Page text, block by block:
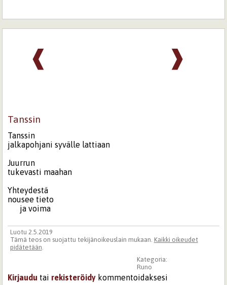
❱
❰
Tanssin
Tanssin
jalkapohjani syvälle lattiaan
Juurrun
tukevasti maahan
Yhteydestä
nousee tieto
ja voima
Luotu 2.5.2019
Tämä teos on suojattu tekijänoikeuslain mukaan. Kaikki oikeudet
pidätetään.
Kategoria:
Runo
Kirjaudu tai rekisteröidy kommentoidaksesi